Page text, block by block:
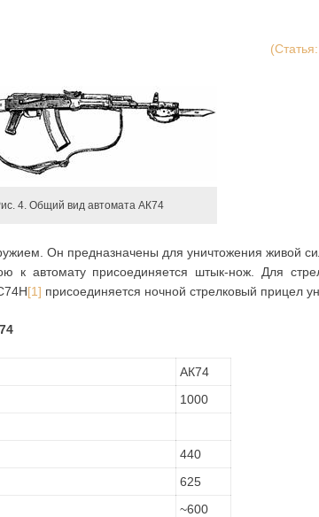
4. Общий вид автомата АК74
Он предназначены для уничтожения живой
к автомату присоединяется штык-нож. Для
[1] присоединяется ночной стрелковый прицел
АК74
1000
440
625
~600